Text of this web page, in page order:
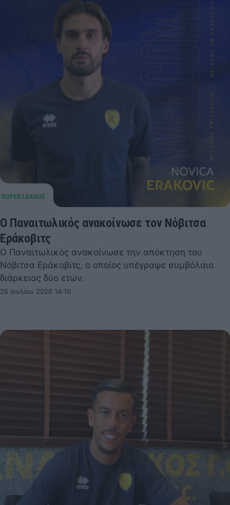
Ο Παναιτωλικός ανακοίνωσε τον Νόβιτσα
Εράκοβιτς
Ο Παναιτωλικός ανακοίνωσε την απόκτηση του
Νόβιτσα Εράκοβιτς, ο οποίος υπέγραψε συμβόλαιο
διάρκειας δύο ετών.
25 Ιουλίου 2026 14:10